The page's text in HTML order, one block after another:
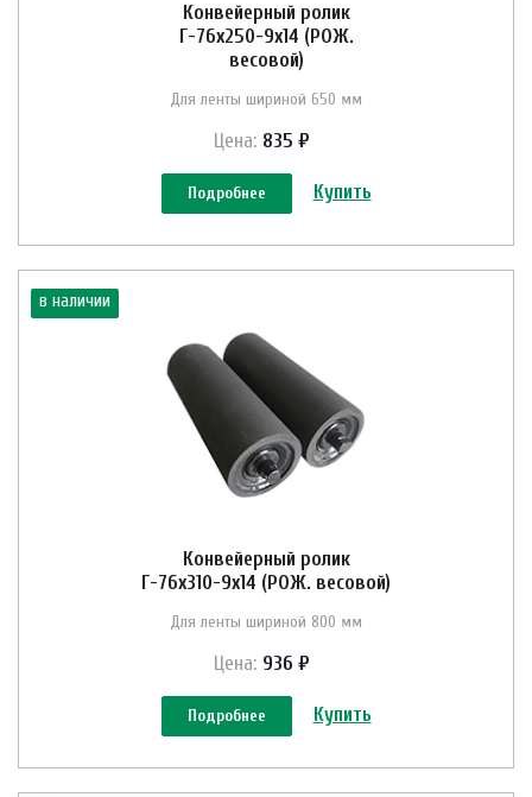
Конвейерный ролик
Г-76х250-9х14 (РОЖ.
весовой)
Для ленты шириной 650 мм
Цена: 835 ₽
Подробнее Купить
в наличии
Конвейерный ролик
Г-76х310-9х14 (РОЖ. весовой)
Для ленты шириной 800 мм
Цена: 936 ₽
Подробнее Купить